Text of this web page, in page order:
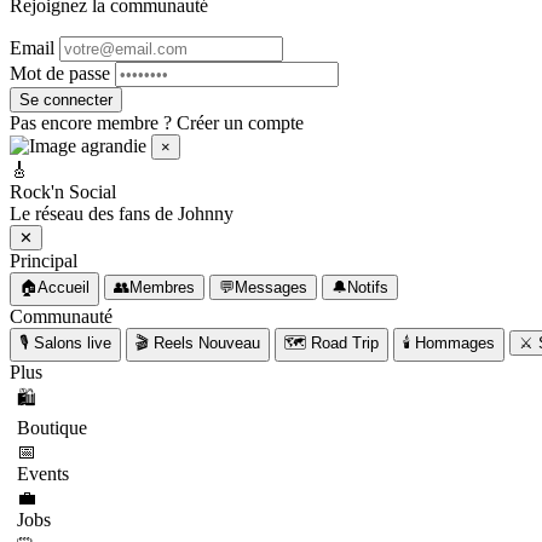
Rejoignez la communauté
Email
Mot de passe
Se connecter
Pas encore membre ? Créer un compte
×
🎸
Rock'n Social
Le réseau des fans de Johnny
✕
Principal
🏠Accueil 👥Membres 💬 Messages 🔔 Notifs
Communauté
🎙️ Salons live 🎬 Reels Nouveau 🗺️ Road Trip 🕯️ Hommages ⚔️
Plus
🛍️
Boutique
📅
Events
💼
Jobs